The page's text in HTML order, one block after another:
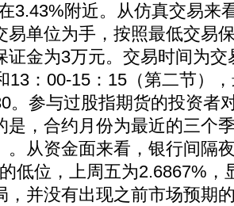
3.43%附近。从仿真交易来
易单位为手，按照最低交易
证金为3万元。交易时间为交
13：00-15：15（第二节）
。参与过股指期货的投资者
是，合约月份为最近的三个
。从资金面来看，银行间隔
低位，上周五为2.6867%，
，并没有出现之前市场预期